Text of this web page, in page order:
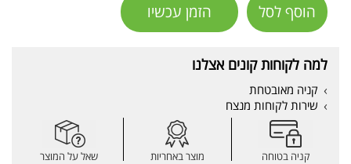
הוסף לסל הזמן עכשיו
למה לקוחות קונים אצלנו
קניה מאובטחת
שירות לקוחות מנצח
קניה בטוחה מוצר באחריות שאל על המוצר